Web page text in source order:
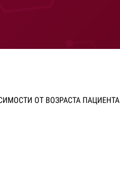
ОТ ВОЗРАСТА ПАЦИЕНТА